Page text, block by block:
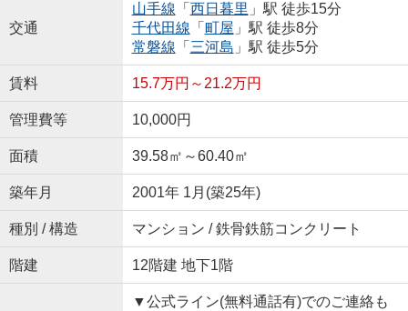
交通
山手線 「 西日暮里 」駅 徒歩15分
千代田線 「 町屋 」駅 徒歩8分
常磐線 「 三河島 」駅 徒歩5分
賃料 15.7万円～21.2万円
管理費等 10,000円
面積 39.58㎡～60.40㎡
築年月 2001年 1月(築25年)
種別 / 構造 マンション / 鉄骨鉄筋コンクリート
階建 12階建 地下1階
▼公式ライン(無料通話有)でのご連絡も